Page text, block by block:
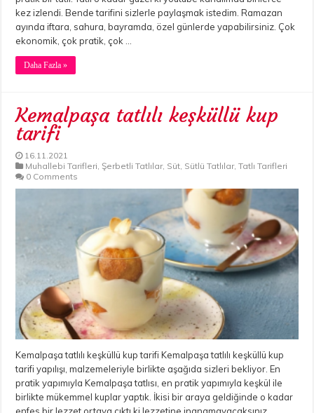
kez izlendi. Bende tarifini sizlerle paylaşmak istedim. Ramazan
ayında iftara, sahura, bayramda, özel günlerde yapabilirsiniz. Çok
ekonomik, çok pratik, çok …
Daha Fazla »
Kemalpaşa tatlılı keşküllü kup
tarifi
16.11.2021
Muhallebi Tarifleri,Şerbetli Tatlılar, Süt, Sütlü Tatlılar,Tatlı Tarifleri
0 Comments
Kemalpaşa tatlılı keşküllü kup tarifi Kemalpaşa tatlılı keşküllü kup
tarifi yapılışı, malzemeleriyle birlikte aşağıda sizleri bekliyor. En
pratik yapımıyla Kemalpaşa tatlısı, en pratik yapımıyla keşkül ile
birlikte mükemmel kuplar yaptık. İkisi bir araya geldiğinde o kadar